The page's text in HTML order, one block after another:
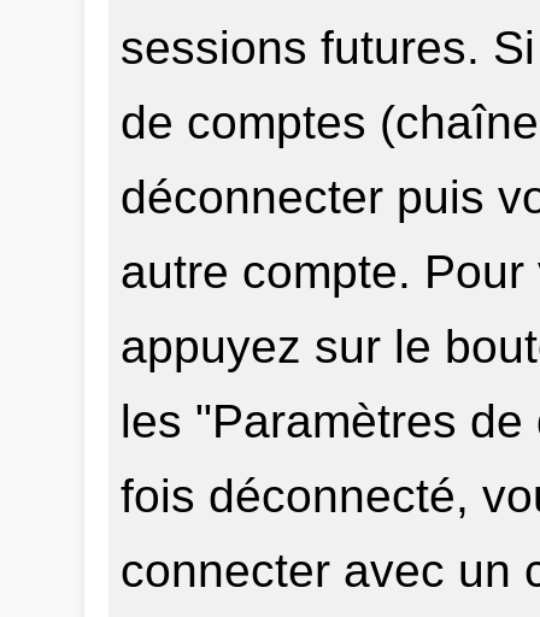
sessions futures.
de comptes
déconnecter puis
autre compte.
appuyez sur le
les "Paramètres
fois déconnecté,
connecter avec un